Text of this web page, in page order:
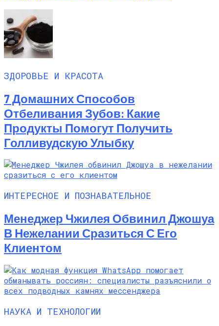
ЗДОРОВЬЕ И КРАСОТА
7 Домашних Способов
Отбеливания Зубов: Какие
Продукты Помогут Получить
Голливудскую Улыбку
ИНТЕРЕСНОЕ И ПОЗНАВАТЕЛЬНОЕ
Менеджер Чжилея Обвинил Джошуа
В Нежелании Сразиться С Его
Клиентом
НАУКА И ТЕХНОЛОГИИ